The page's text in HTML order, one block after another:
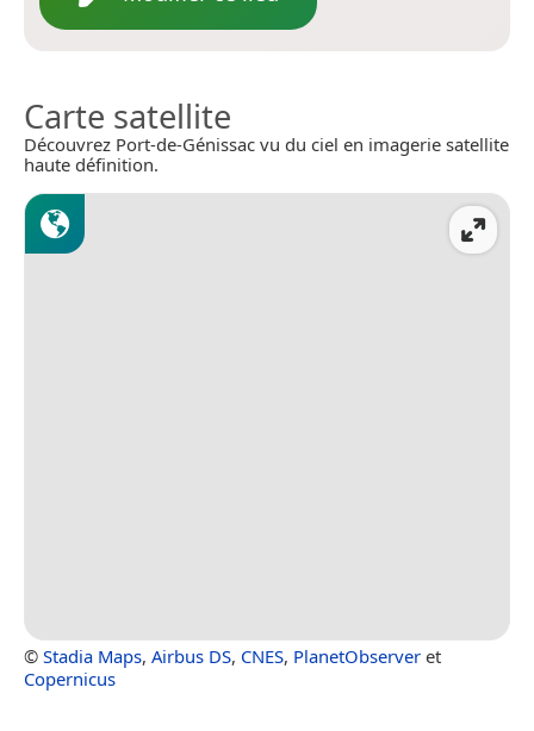
Carte satellite
Découvrez Port-de-Génissac vu du ciel en imagerie satellite
haute définition.
© Stadia Maps, Airbus DS, CNES, PlanetObserver et
Copernicus